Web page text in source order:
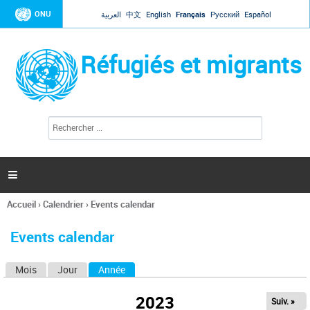
Jump to navigation
ONU العربية 中文 English Français Русский Español
Réfugiés et migrants
l
c
h
e

Vous
ici
Accueil›Calendrier› Events calendar
Events calendar
Mois Jour Année
2023 Suiv. »